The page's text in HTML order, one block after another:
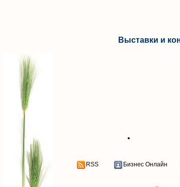
Выставки и
RSS Бизнес Онлайн